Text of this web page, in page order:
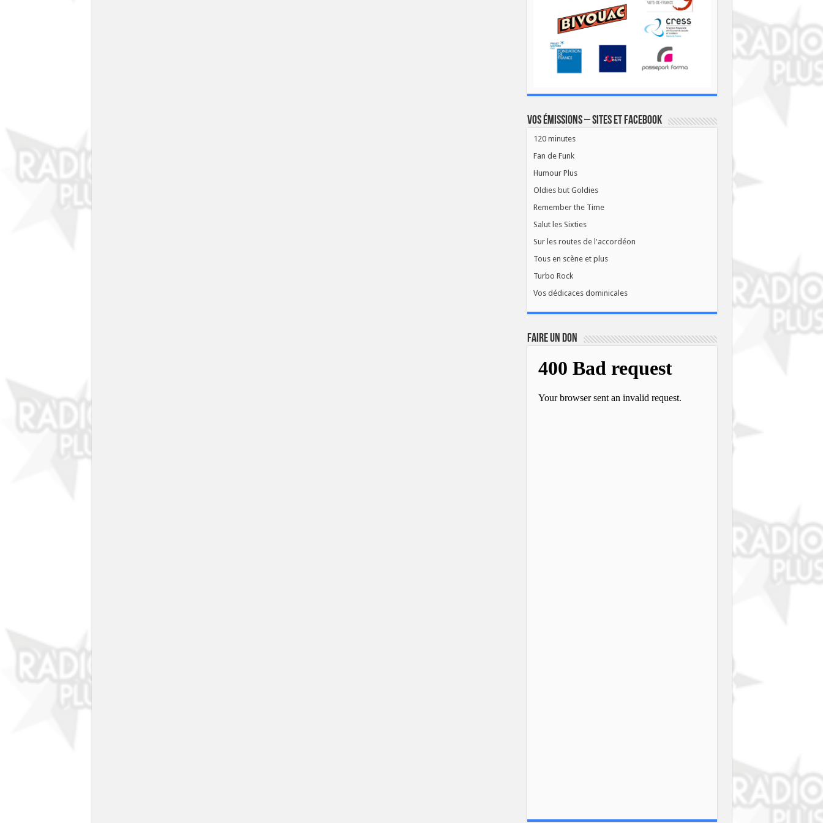
Vos émissions – Sites et Facebook
120 minutes
Fan de Funk
Humour Plus
Oldies but Goldies
Remember the Time
Salut les Sixties
Sur les routes de l'accordéon
Tous en scène et plus
Turbo Rock
Vos dédicaces dominicales
FAIRE UN DON